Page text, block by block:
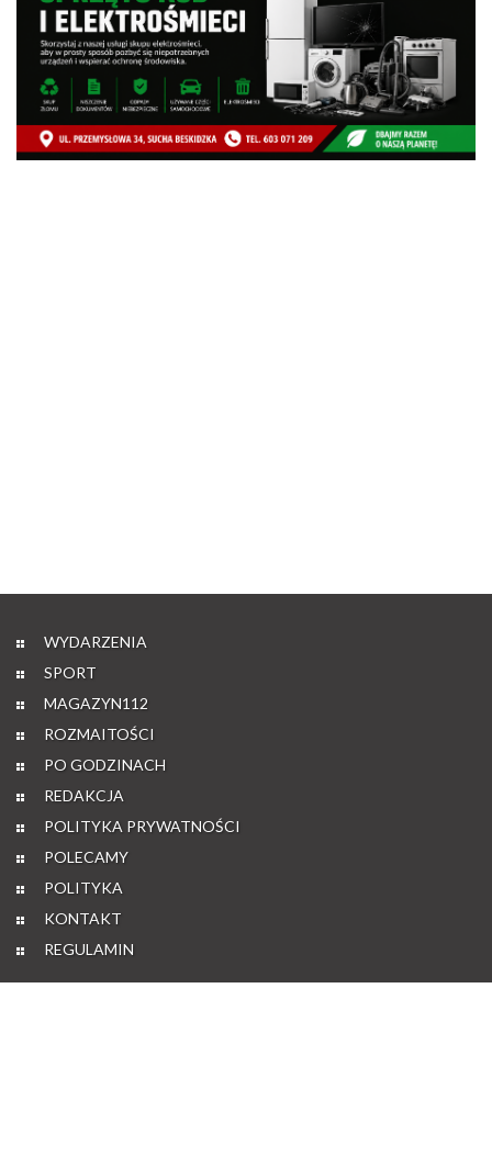
WYDARZENIA
SPORT
MAGAZYN112
ROZMAITOŚCI
PO GODZINACH
REDAKCJA
POLITYKA PRYWATNOŚCI
POLECAMY
POLITYKA
KONTAKT
REGULAMIN